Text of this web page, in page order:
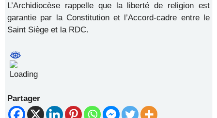
L’Archidiocèse rappelle que la liberté de religion est
garantie par la Constitution et l’Accord-cadre entre le
Saint Siège et la RDC.
Partager